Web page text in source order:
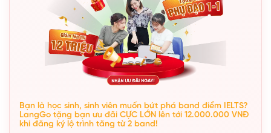
Bạn là học sinh, sinh viên muốn bứt phá band điểm IELTS?
LangGo tặng bạn ưu đãi CỰC LỚN lên tới 12.000.000 VNĐ
khi đăng ký lộ trình tăng từ 2 band!